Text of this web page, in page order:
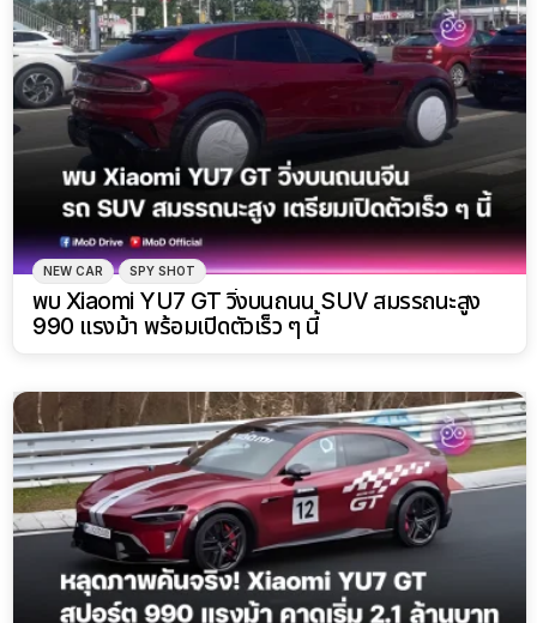
NEW CAR SPY SHOT
พบ Xiaomi YU7 GT วิ่งบนถนน SUV สมรรถนะสูง
990 แรงม้า พร้อมเปิดตัวเร็ว ๆ นี้